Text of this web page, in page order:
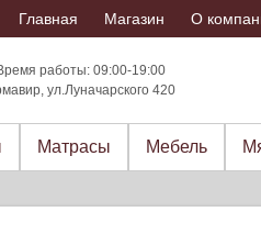
Главная Магазин О
работы: 09:00-19:00
ул.Луначарского 420
Матрасы Мебель